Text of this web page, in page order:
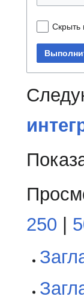
Скрыть
250